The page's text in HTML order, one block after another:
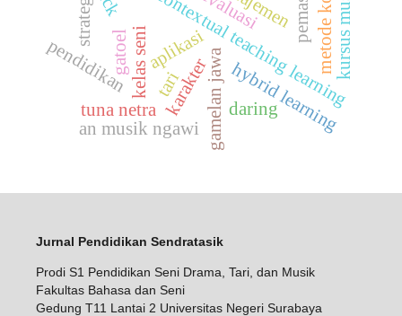
aplikasi
model contextual teaching learning
kelas seni
gatoel gamelan jawa
karakter hybrid learning
pendidikan kursus musik
strategi
an musik ngawi
tari
daring
tuna netra
Jurnal Pendidikan Sendratasik
Prodi S1 Pendidikan Seni Drama, Tari, dan Musik
Fakultas Bahasa dan Seni
Gedung T11 Lantai 2 Universitas Negeri Surabaya